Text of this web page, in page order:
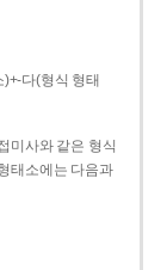
다(형식 형태
미사와 같은 형식
태소에는 다음과